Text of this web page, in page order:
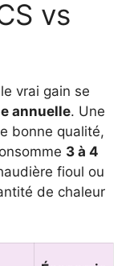
vs
vrai gain se
annuelle. Une
bonne qualité,
3 à 4
fioul ou
de chaleur